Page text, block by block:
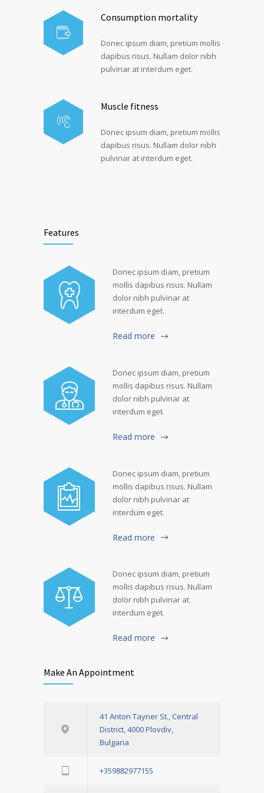
Consumption mortality
Donec ipsum diam, pretium mollis
dapibus risus. Nullam dolor nibh
pulvinar at interdum eget.
Muscle fitness
Donec ipsum diam, pretium mollis
dapibus risus. Nullam dolor nibh
pulvinar at interdum eget.
Features
Donec ipsum diam, pretium
mollis dapibus risus. Nullam
dolor nibh pulvinar at
interdum eget.
Read more
Donec ipsum diam, pretium
mollis dapibus risus. Nullam
dolor nibh pulvinar at
interdum eget.
Read more
Donec ipsum diam, pretium
mollis dapibus risus. Nullam
dolor nibh pulvinar at
interdum eget.
Read more
Donec ipsum diam, pretium
mollis dapibus risus. Nullam
dolor nibh pulvinar at
interdum eget.
Read more
Make An Appointment
41 Anton Tayner St., Central
District, 4000 Plovdiv,
Bulgaria
+359882977155